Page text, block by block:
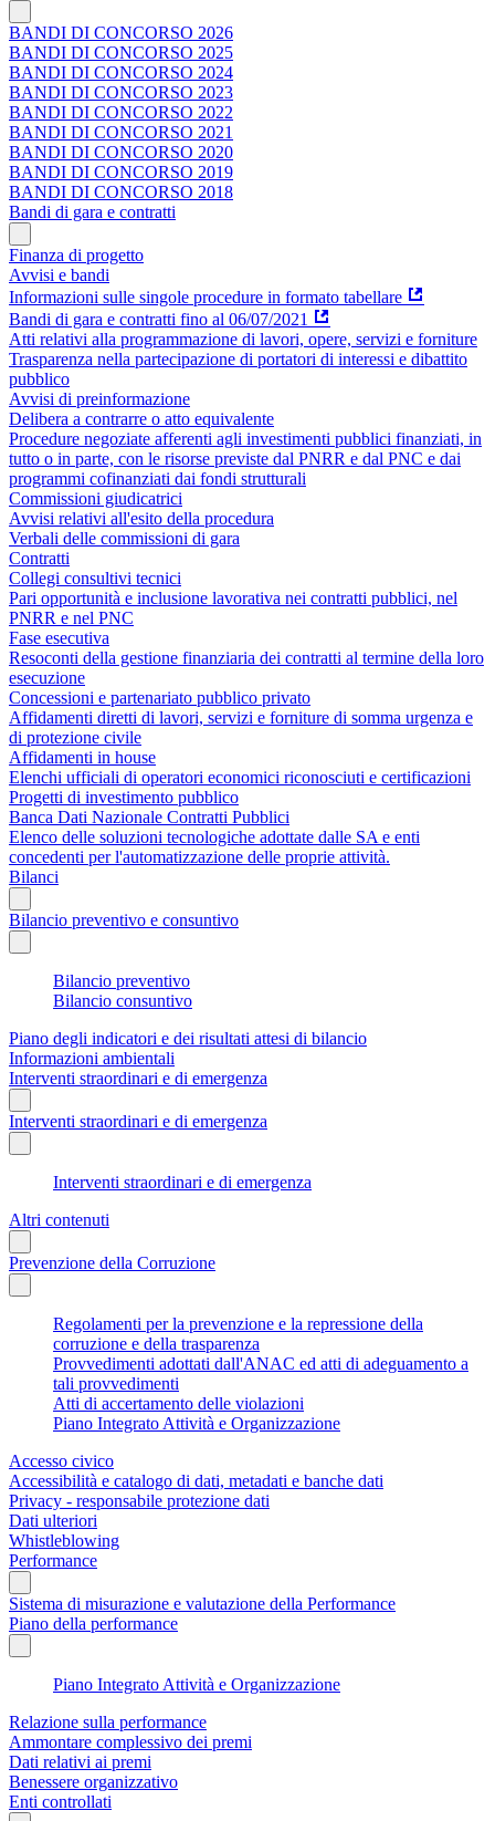
BANDI DI CONCORSO 2026
BANDI DI CONCORSO 2025
BANDI DI CONCORSO 2024
BANDI DI CONCORSO 2023
BANDI DI CONCORSO 2022
BANDI DI CONCORSO 2021
BANDI DI CONCORSO 2020
BANDI DI CONCORSO 2019
BANDI DI CONCORSO 2018
Bandi di gara e contratti
Finanza di progetto
Avvisi e bandi
Informazioni sulle singole procedure in formato tabellare
Bandi di gara e contratti fino al 06/07/2021
Atti relativi alla programmazione di lavori, opere, servizi e forniture
Trasparenza nella partecipazione di portatori di interessi e dibattito
pubblico
Avvisi di preinformazione
Delibera a contrarre o atto equivalente
Procedure negoziate afferenti agli investimenti pubblici finanziati, in
tutto o in parte, con le risorse previste dal PNRR e dal PNC e dai
programmi cofinanziati dai fondi strutturali
Commissioni giudicatrici
Avvisi relativi all'esito della procedura
Verbali delle commissioni di gara
Contratti
Collegi consultivi tecnici
Pari opportunità e inclusione lavorativa nei contratti pubblici, nel
PNRR e nel PNC
Fase esecutiva
Resoconti della gestione finanziaria dei contratti al termine della loro
esecuzione
Concessioni e partenariato pubblico privato
Affidamenti diretti di lavori, servizi e forniture di somma urgenza e
di protezione civile
Affidamenti in house
Elenchi ufficiali di operatori economici riconosciuti e certificazioni
Progetti di investimento pubblico
Banca Dati Nazionale Contratti Pubblici
Elenco delle soluzioni tecnologiche adottate dalle SA e enti
concedenti per l'automatizzazione delle proprie attività.
Bilanci
Bilancio preventivo e consuntivo
Bilancio preventivo
Bilancio consuntivo
Piano degli indicatori e dei risultati attesi di bilancio
Informazioni ambientali
Interventi straordinari e di emergenza
Interventi straordinari e di emergenza
Interventi straordinari e di emergenza
Altri contenuti
Prevenzione della Corruzione
Regolamenti per la prevenzione e la repressione della
corruzione e della trasparenza
Provvedimenti adottati dall'ANAC ed atti di adeguamento a
tali provvedimenti
Atti di accertamento delle violazioni
Piano Integrato Attività e Organizzazione
Accesso civico
Accessibilità e catalogo di dati, metadati e banche dati
Privacy - responsabile protezione dati
Dati ulteriori
Whistleblowing
Performance
Sistema di misurazione e valutazione della Performance
Piano della performance
Piano Integrato Attività e Organizzazione
Relazione sulla performance
Ammontare complessivo dei premi
Dati relativi ai premi
Benessere organizzativo
Enti controllati